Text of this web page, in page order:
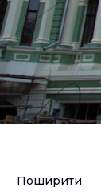
Поширити